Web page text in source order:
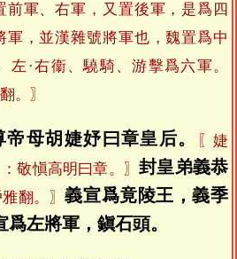
前軍、右軍，又置後軍，是爲四
軍，並漢雜號將軍也，魏置爲中
左·右衞、驍騎、游擊爲六軍。
。〗
母胡婕妤曰章皇后。
〖婕
敬愼高明曰章。〗封皇弟義恭
雅翻。〗義宣爲竟陵王，義季
左將軍，鎭石頭。